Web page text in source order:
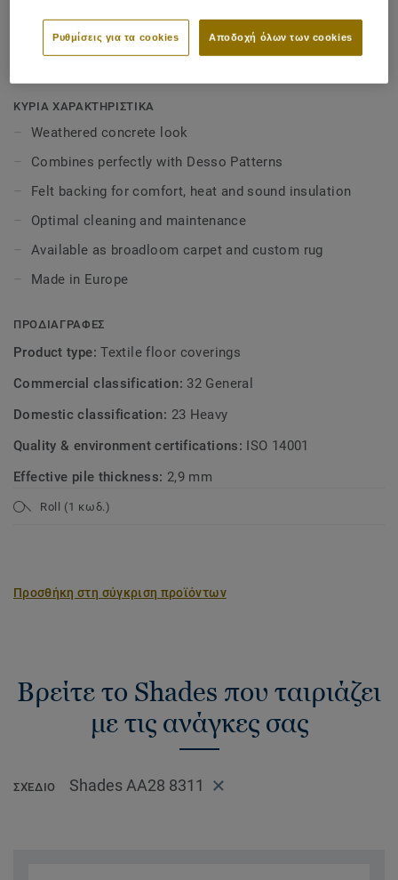
industrial elements, an eclectic atmosphere is created.
Desso’s Shades pattern, which is reminiscent of weathered
Patterns collection. This will create a subtle mix of past
and present in your room, resulting in a modern interior
with either a nostalgic and classic base, or a rugged and
rug.
Δείτε περισσότερα
ΚΥΡΙΑ ΧΑΡΑΚΤΗΡΙΣΤΙΚΑ
Weathered concrete look
Combines perfectly with Desso Patterns
Felt backing for comfort, heat and sound insulation
Optimal cleaning and maintenance
Available as broadloom carpet and custom rug
Made in Europe
ΠΡΟΔΙΑΓΡΑΦΕΣ
Product type:Textile floor coverings
Commercial classification: 32 General
Domestic classification: 23 Heavy
Quality & environment certifications: ISO 14001
Effective pile thickness: 2,9 mm
Roll (1 κωδ.)
Προσθήκη στη σύγκριση προϊόντων
Βρείτε το Shades που ταιριάζει
με τις ανάγκες σας
ΣΧΈΔΙΟ Shades AA28 8311
Αποδοχή όλων των cookies
Ρυθμίσεις για τα cookies